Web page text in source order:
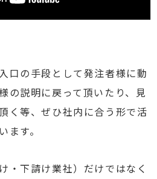
口の手段として発注者様に動
の説明に戻って頂いたり、見
く等、ぜひ社内に合う形で活
ます。
・下請け業社）だけではなく